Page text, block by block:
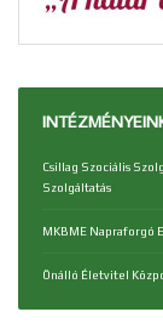
Csillag Szociális
Szolgáltatás
MKBME Napraforgó
Önálló Életvitel